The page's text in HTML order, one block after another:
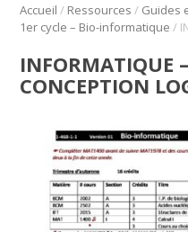
Accueil / Ressources / Guides
1er cycle – Bio-informatique /
INFORMATIQUE
CONCEPTION